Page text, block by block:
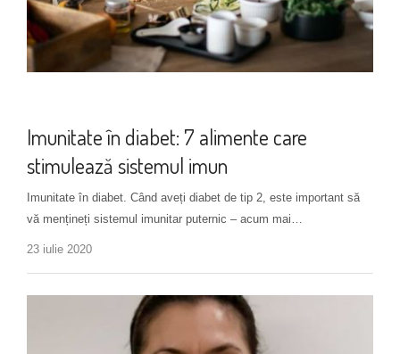
Imunitate în diabet: 7 alimente care
stimulează sistemul imun
Imunitate în diabet. Când aveți diabet de tip 2, este important să
vă mențineți sistemul imunitar puternic – acum mai…
23 iulie 2020